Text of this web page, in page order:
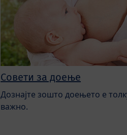
Совети за доење
Дознајте зошто доењето е
важно.